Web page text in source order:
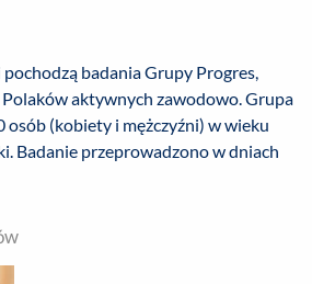
badania Grupy Progres,
aktywnych zawodowo. Grupa
osób (kobiety i mężczyźni) w wieku
Badanie przeprowadzono w dniach